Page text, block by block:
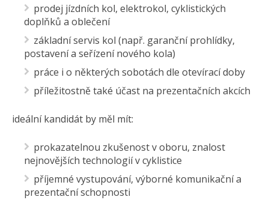
prodej jízdních kol, elektrokol, cyklistických
doplňků a oblečení
základní servis kol (např. garanční prohlídky,
postavení a seřízení nového kola)
práce i o některých sobotách dle otevírací doby
příležitostně také účast na prezentačních akcích
ideální kandidát by měl mít:
prokazatelnou zkušenost v oboru, znalost
nejnovějších technologií v cyklistice
příjemné vystupování, výborné komunikační a
prezentační schopnosti